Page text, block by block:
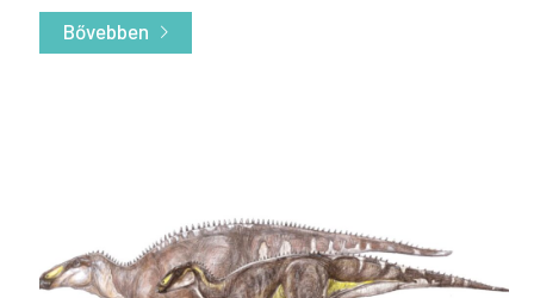
Bővebben
- A biodiverzitás-kutatás újdonságai 2025-ben